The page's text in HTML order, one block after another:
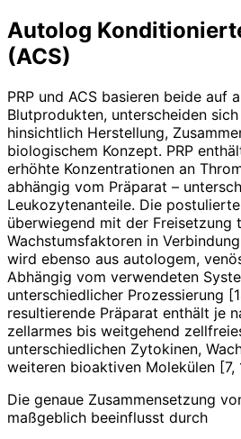
Autolog
(ACS)
PRP und ACS basieren beide auf
Blutprodukten, unterscheiden
hinsichtlich Herstellung,
biologischem Konzept. PRP
erhöhte Konzentrationen an
abhängig vom Präparat –
Leukozytenanteile. Die
überwiegend mit der Freisetzung
Wachstumsfaktoren in
wird ebenso aus autologem,
Abhängig vom verwendeten
unterschiedlicher Prozessierung
resultierende Präparat enthält je
zellarmes bis weitgehend
unterschiedlichen Zytokinen,
weiteren bioaktiven Molekülen [7,
Die genaue Zusammensetzung
maßgeblich beeinflusst durch